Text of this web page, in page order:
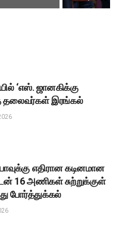
‘எஸ். ஜானகிக்கு
தலைவர்கள் இரங்கல்
எதிரான கடினமான
16 அணிகள் சுற்றுக்குள்
போர்த்துக்கல்